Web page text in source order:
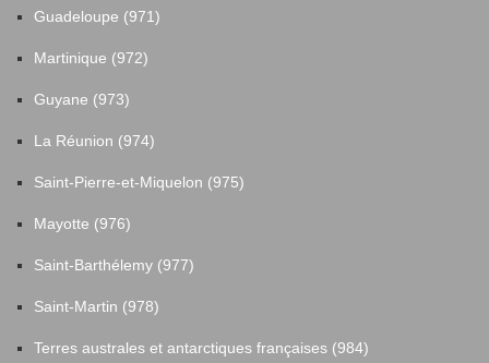
Guadeloupe (971)
Martinique (972)
Guyane (973)
La Réunion (974)
Saint-Pierre-et-Miquelon (975)
Mayotte (976)
Saint-Barthélemy (977)
Saint-Martin (978)
Terres australes et antarctiques françaises (984)